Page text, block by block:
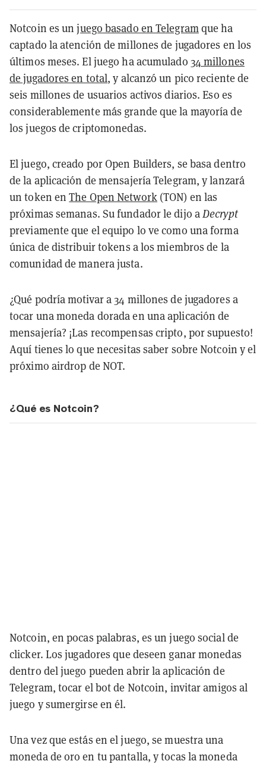
Notcoin es unjuego basado en Telegramque ha
captado la atención de millones de jugadores en los
últimos meses. El juego ha acumulado 34 millones
de jugadores en total, y alcanzó un pico reciente de
seis millones de usuarios activos diarios. Eso es
considerablemente más grande que la mayoría de
los juegos de criptomonedas.
El juego, creado por Open Builders, se basa dentro
de la aplicación de mensajería Telegram, y lanzará
un token enThe Open Network(TON) en las
próximas semanas. Su fundador le dijo aDecrypt
previamente que el equipo lo ve como una forma
única de distribuir tokens a los miembros de la
comunidad de manera justa.
¿Qué podría motivar a 34 millones de jugadores a
tocar una moneda dorada en una aplicación de
mensajería? ¡Las recompensas cripto, por supuesto!
Aquí tienes lo que necesitas saber sobre Notcoin y el
próximo airdrop de NOT.
¿Qué es Notcoin?
Notcoin, en pocas palabras, es un juego social de
clicker. Los jugadores que deseen ganar monedas
dentro del juego pueden abrir la aplicación de
Telegram, tocar el bot de Notcoin, invitar amigos al
juego y sumergirse en él.
Una vez que estás en el juego, se muestra una
moneda de oro en tu pantalla, y tocas la moneda